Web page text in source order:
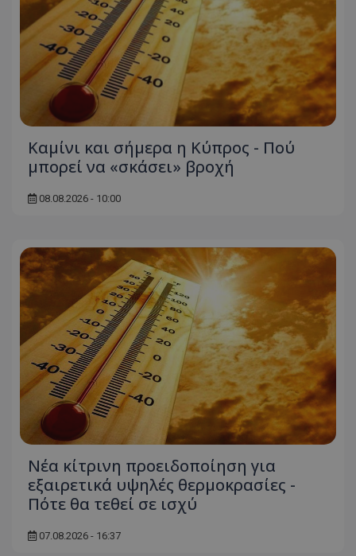
Καμίνι και σήμερα η Κύπρος - Πού
μπορεί να «σκάσει» βροχή
08.08.2026 - 10:00
Νέα κίτρινη προειδοποίηση για
εξαιρετικά υψηλές θερμοκρασίες -
Πότε θα τεθεί σε ισχύ
07.08.2026 - 16:37